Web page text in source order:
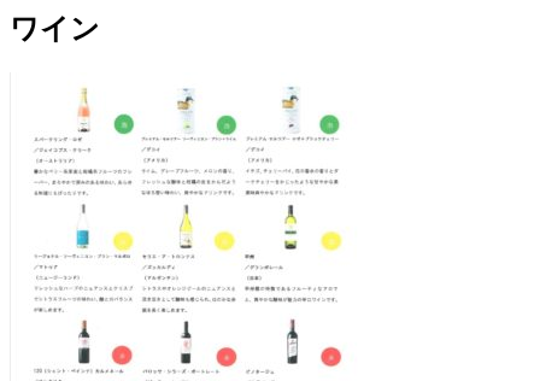
ワイン